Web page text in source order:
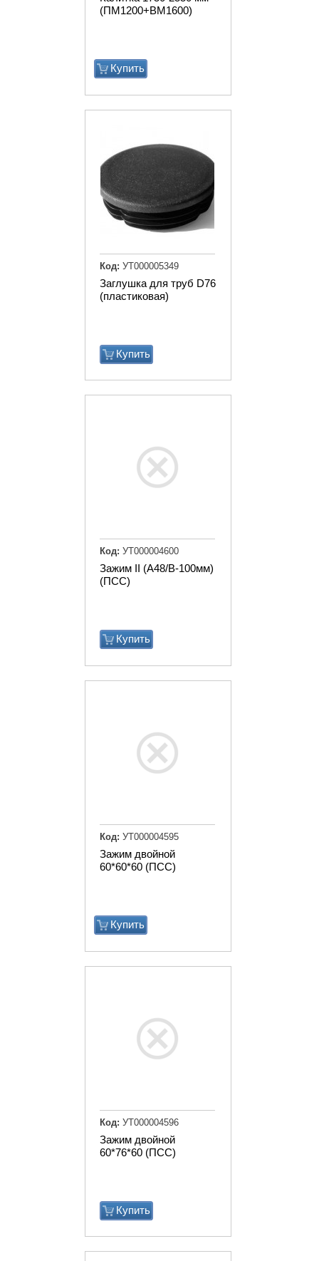
(ПМ1200+ВМ1600)
Купить
Заглушка для труб D76
(пластиковая)
Купить
Код: УТ000005349
Зажим II (А48/В-100мм)
(ПСС)
Купить
Код: УТ000004600
Зажим двойной
60*60*60 (ПСС)
Купить
Код: УТ000004595
Зажим двойной
60*76*60 (ПСС)
Купить
Код: УТ000004596